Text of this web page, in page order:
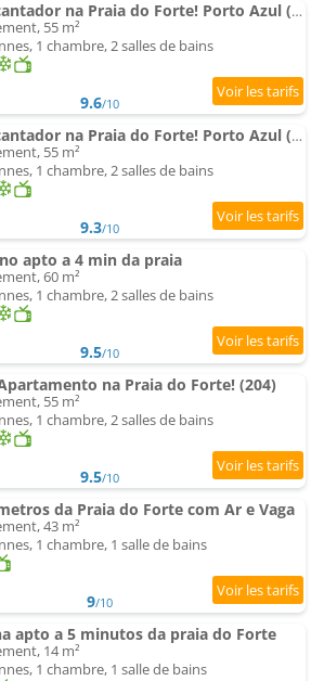
AP encantador na Praia do Forte! Porto Azul (107)
55 m²
1 chambre, 2 salles de bains
9.6/10
AP encantador na Praia do Forte! Porto Azul (106)
55 m²
1 chambre, 2 salles de bains
9.3/10
apto a 4 min da praia
60 m²
1 chambre, 2 salles de bains
9.5/10
na Praia do Forte! (204)
55 m²
1 chambre, 2 salles de bains
9.5/10
da Praia do Forte com Ar e Vaga
43 m²
1 chambre, 1 salle de bains
9/10
apto a 5 minutos da praia do Forte
14 m²
1 chambre, 1 salle de bains